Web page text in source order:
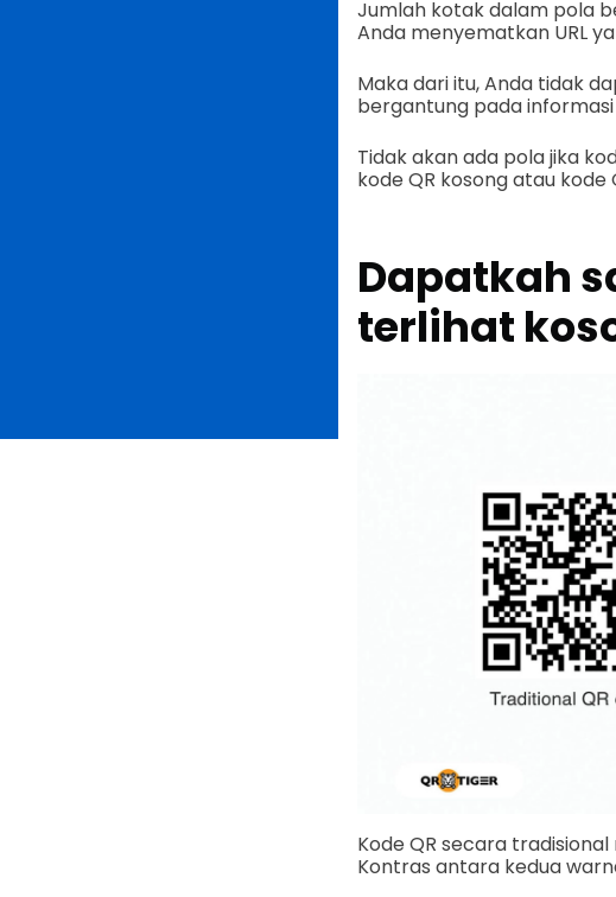
Jumlah kotak dalam pola
Anda menyematkan URL
Maka dari itu, Anda tidak
bergantung pada
Tidak akan ada pola jika
kode QR kosong atau kode
Dapatkah
terlihat
Kode QR secara
Kontras antara kedua